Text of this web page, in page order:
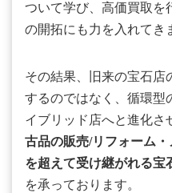
ついて学び、高価買取を
の開拓にも力を入れてき
その結果、旧来の宝石店
するのではなく、循環型
イブリッド店へと進化さ
古品の販売/リフォーム
を超えて受け継がれる宝
を承っております。